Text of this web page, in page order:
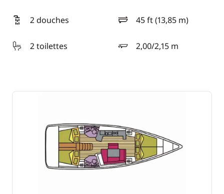
2 douches 45 ft (13,85 m)
longueur
2 toilettes
2,00/2,15 m
tirant d'eau